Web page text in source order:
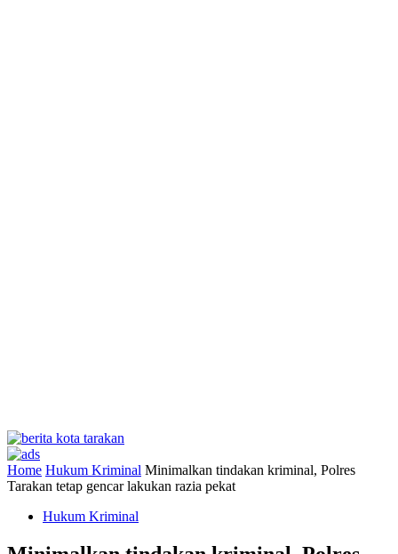
Home Hukum Kriminal Minimalkan tindakan kriminal, Polres
Tarakan tetap gencar lakukan razia pekat
Hukum Kriminal